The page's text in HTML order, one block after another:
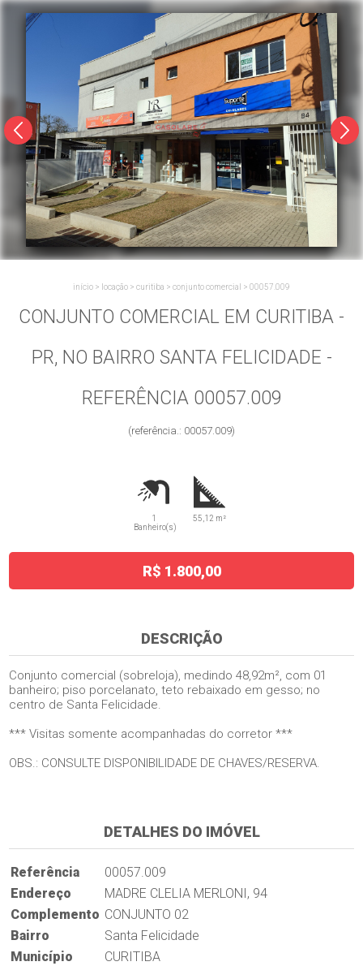
início > locação > curitiba > conjunto comercial > 00057.009
CONJUNTO COMERCIAL EM CURITIBA -
PR, NO BAIRRO SANTA FELICIDADE -
REFERÊNCIA 00057.009
(referência.: 00057.009)
1
Banheiro(s)
55,12 m²
R$ 1.800,00
DESCRIÇÃO
Conjunto comercial (sobreloja), medindo 48,92m², com 01
banheiro; piso porcelanato, teto rebaixado em gesso; no
centro de Santa Felicidade.
*** Visitas somente acompanhadas do corretor ***
OBS.: CONSULTE DISPONIBILIDADE DE CHAVES/RESERVA.
DETALHES DO IMÓVEL
Referência
00057.009
Endereço
MADRE CLELIA MERLONI, 94
Complemento CONJUNTO 02
Bairro
Santa Felicidade
Município
CURITIBA